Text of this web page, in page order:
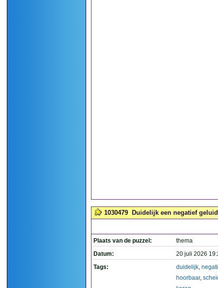
1030479 Duidelijk een negatief
Plaats van de puzzel:
thema
Datum:
20 juli 2026
Tags:
duidelijk,
hoorbaar,